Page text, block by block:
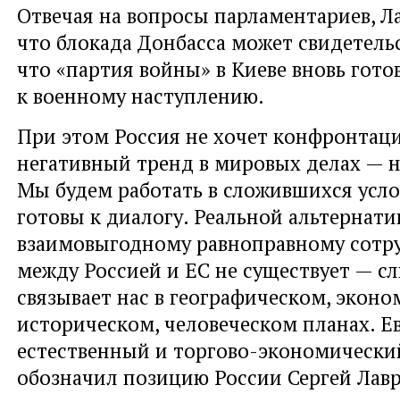
Отвечая на вопросы парламентариев,
что блокада Донбасса может
что «партия войны» в Киеве вновь
к военному наступлению.
При этом Россия не хочет
негативный тренд в мировых делах —
Мы будем работать в сложившихся
готовы к диалогу. Реальной
взаимовыгодному равноправному
между Россией и ЕС не существует —
связывает нас в географическом,
историческом, человеческом планах.
естественный и торгово-
обозначил позицию России Сергей